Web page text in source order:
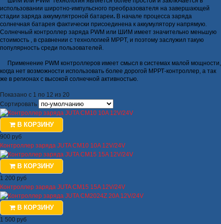
использовании широтно-импульсного преобразователя на завершающей
стадии заряда аккумулятроной батареи. В начале процесса заряда
солнечная батарея фактически присоединена к аккумулятору напрямую.
Солнечный контроллер заряда PWM или ШИМ имеет значительно меньшую
стоимость , в сравнении с технологией MPPT, и поэтому заслужил такую
популярность среди пользователей.
Применение PWM контроллеров имеет смысл в системах малой мощности,
когда нет возможности использовать более дорогой МРРТ-контроллер, а так
же в регионах с высокой солнечной активностью.
Показано с 1 по 12 из 20
Сортировать
В КОРЗИНУ
900 руб
Контроллер заряда JUTA CM10 10A 12V/24V
В КОРЗИНУ
1 200 руб
Контроллер заряда JUTA CM15 15A 12V/24V
В КОРЗИНУ
1 500 руб